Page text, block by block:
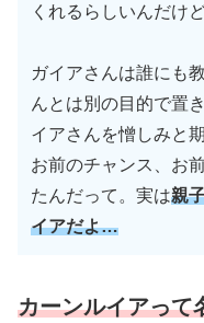
くれるらしいんだけど
ガイアさんは誰にも
んとは別の目的で置
イアさんを憎しみと
お前のチャンス、お
たんだって。実は親
イアだよ…
カーンルイアって